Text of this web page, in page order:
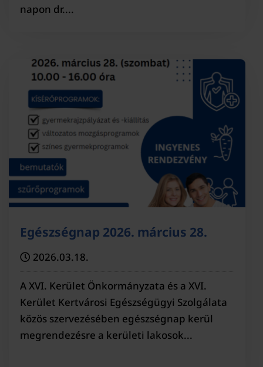
napon dr....
Egészségnap 2026. március 28.
2026.03.18.
A XVI. Kerület Önkormányzata és a XVI.
Kerület Kertvárosi Egészségügyi Szolgálata
közös szervezésében egészségnap kerül
megrendezésre a kerületi lakosok...